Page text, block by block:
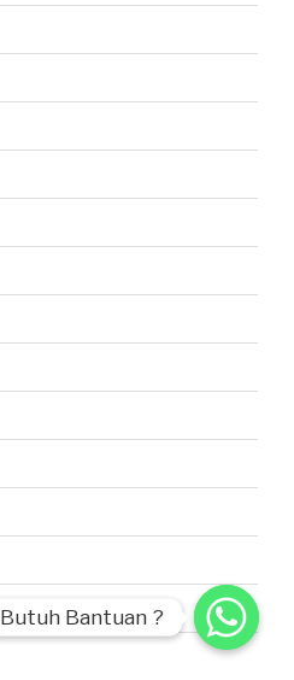
Butuh Bantuan ?
Butuh Bantuan ?